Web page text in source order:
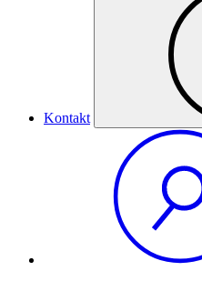
Kontakt